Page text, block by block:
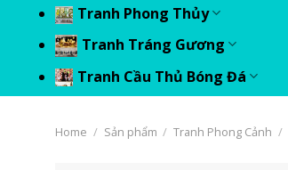
Tranh Phong Thủy
Tranh Tráng Gương
Tranh Cầu Thủ Bóng Đá
Home / Sản phẩm / Tranh Phong Cảnh /